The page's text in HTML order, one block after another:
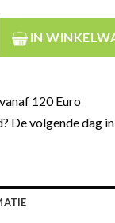
Edition 2.1 70cl
IN
120 Euro
De volgende dag